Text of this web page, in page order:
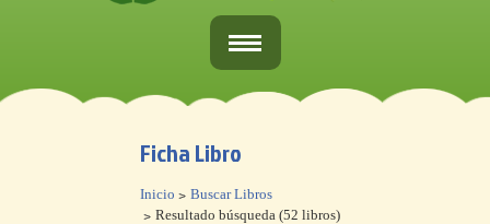
Inicio
Registro
Libros
Ficha Libro
Inicio
Buscar Libros
Resultado búsqueda (52 libros)